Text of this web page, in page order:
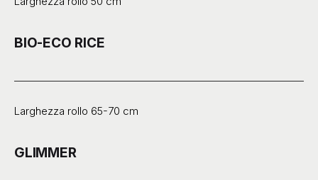
BIO-ECO RICE
Larghezza rollo 65-70 cm
GLIMMER